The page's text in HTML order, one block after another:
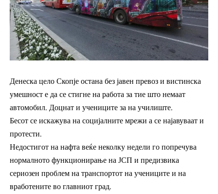
Денеска цело Скопје остана без јавен превоз и вистинска
умешност е да се стигне на работа за тие што немаат
автомобил. Доцнат и учениците за на училиште.
Бесот се искажува на социјалните мрежи а се најавуваат и
протести.
Недостигот на нафта веќе неколку недели го попречува
нормалното функционирање на ЈСП и предизвика
сериозен проблем на транспортот на учениците и на
вработените во главниот град.